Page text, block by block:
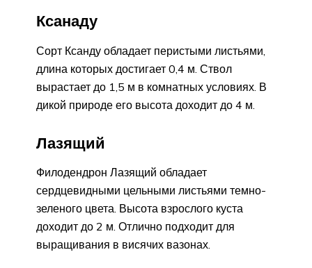
Ксанаду
Сорт Ксанду обладает перистыми листьями,
длина которых достигает 0,4 м. Ствол
вырастает до 1,5 м в комнатных условиях. В
дикой природе его высота доходит до 4 м.
Лазящий
Филодендрон Лазящий обладает
сердцевидными цельными листьями темно-
зеленого цвета. Высота взрослого куста
доходит до 2 м. Отлично подходит для
выращивания в висячих вазонах.